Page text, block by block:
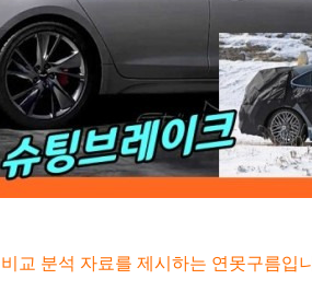
교 분석 자료를 제시하는 연못구름입